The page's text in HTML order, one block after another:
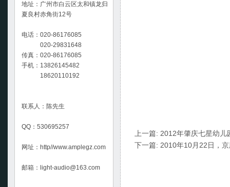
地址：广州市白云区太和镇龙归
夏良村赤角街12号
电话：020-86176085
020-29831648
传真：020-86176085
手机：13826145482
18620110192
联系人：陈先生
QQ：530695257
网址：http//www.amplegz.com
邮箱：light-audio@163.com
上一篇: 2012年肇庆七星幼儿
下一篇: 2010年10月22日，